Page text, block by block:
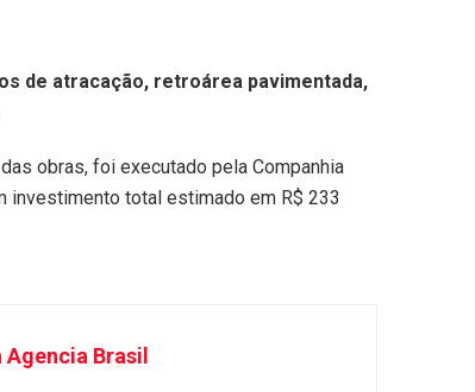
de atracação, retroárea pavimentada,
obras, foi executado pela Companhia
investimento total estimado em R$ 233
Brasil